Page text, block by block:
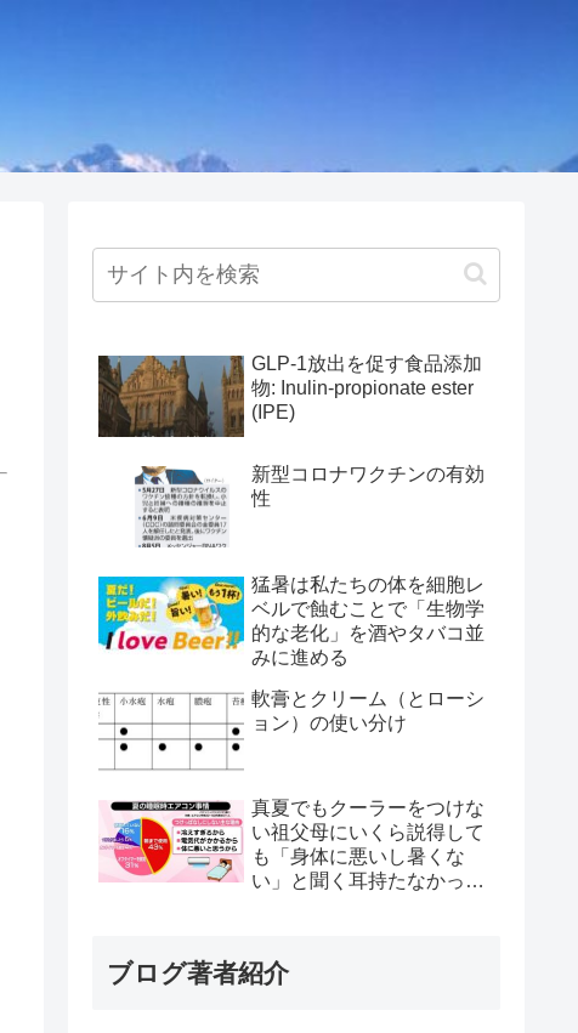
GLP-1放出を促す食品添加
物: Inulin-propionate ester
(IPE)
新型コロナワクチンの有効
性
猛暑は私たちの体を細胞レ
ベルで蝕むことで「生物学
的な老化」を酒やタバコ並
みに進める
軟膏とクリーム（とローシ
ョン）の使い分け
真夏でもクーラーをつけな
い祖父母にいくら説得して
も「身体に悪いし暑くな
い」と聞く耳持たなかった
ブログ著者紹介